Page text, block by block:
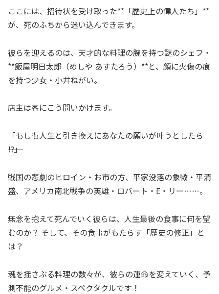
ここには、招待状を受け取った**「歴史上の偉人たち」**
が、死のふちから迷い込んできます。
彼らを迎えるのは、天才的な料理の腕を持つ謎のシェフ・
**飯屋明日太郎（めしや あすたろう）**と、顔に火傷の痕
を持つ少女・小井ねがい。
店主は客にこう問いかけます。
「もしも人生と引き換えにあなたの願いが叶うとしたら
――!?」
戦国の悲劇のヒロイン・お市の方、平家没落の象徴・平清
盛、アメリカ南北戦争の英雄・ロバート・E・リー……。
無念を抱えて死んでいく彼らは、人生最後の食事に何を望
むのか？ そして、その食事がもたらす「歴史の修正」と
は？
魂を揺さぶる料理の数々が、彼らの運命を変えていく、予
測不能のグルメ・スペクタクルです！